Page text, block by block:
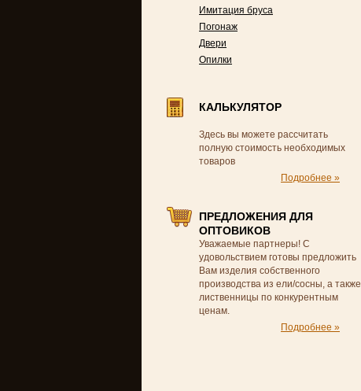
Имитация бруса
Погонаж
Двери
Опилки
КАЛЬКУЛЯТОР
Здесь вы можете рассчитать
полную стоимость необходимых
товаров
Подробнее »
ПРЕДЛОЖЕНИЯ ДЛЯ
ОПТОВИКОВ
Уважаемые партнеры! С
удовольствием готовы предложить
Вам изделия собственного
производства из ели/сосны, а также
лиственницы по конкурентным
ценам.
Подробнее »